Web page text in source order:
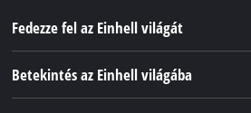
Fedezze fel az Einhell világát
Betekintés az Einhell világába